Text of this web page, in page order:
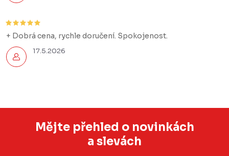
17.5.2026
+ Dobrá cena, rychle doručení. Spokojenost.
Mějte přehled o novinkách
a slevách